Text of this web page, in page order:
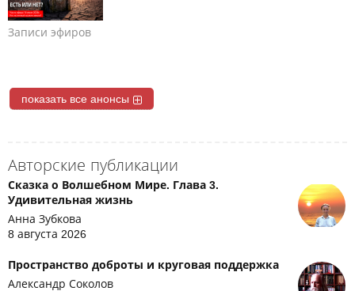
Записи эфиров
показать все анонсы
Авторские публикации
Сказка о Волшебном Мире. Глава 3.
Удивительная жизнь
Анна Зубкова
8 августа 2026
Пространство доброты и круговая поддержка
Александр Соколов